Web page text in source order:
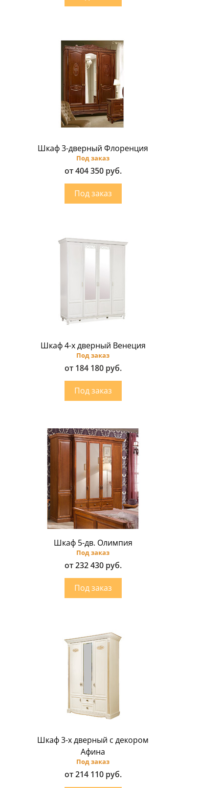
Шкаф 3-дверный Флоренция
Под заказ
от 404 350 руб.
Шкаф 4-х дверный Венеция
Под заказ
от 184 180 руб.
Шкаф 5-дв. Олимпия
Под заказ
от 232 430 руб.
Шкаф 3-х дверный с декором
Афина
Под заказ
от 214 110 руб.